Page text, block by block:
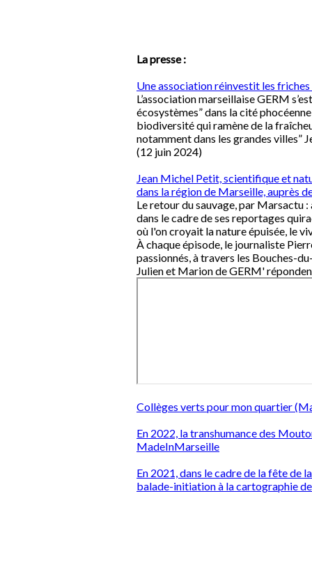
La presse :
Une association réinvestit les
L’association marseillaise GERM
écosystèmes” dans la cité
biodiversité qui ramène de la
notamment dans les grandes villes”
(12 juin 2024)
Jean Michel Petit, scientifique et
dans la région de Marseille, auprès
Le retour du sauvage, par Marsactu
dans le cadre de ses reportages
où l'on croyait la nature épuisée, le
À chaque épisode, le journaliste
passionnés, à travers les Bouches-
Julien et Marion de GERM'
Collèges verts pour mon quartier
En 2022, la transhumance des
MadeInMarseille
En 2021, dans le cadre de la fête de
balade-initiation à la cartographie